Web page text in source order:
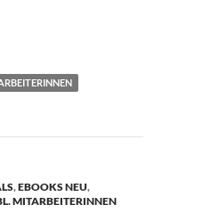
,EBOOKS NEU,
MITARBEITERINNEN